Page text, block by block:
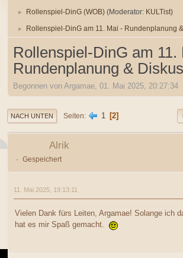
► Rollenspiel-DinG (WOB) (Moderator: KULTist)
► Rollenspiel-DinG am 11. Mai - Rundenplanung
Rollenspiel-DinG am 11.
Rundenplanung &
Begonnen von Argamae, 01. Mai 2025, 20:27:34
NACH UNTEN Seiten 1 2
Alrik
Gespeichert
11. Mai 2025, 19:13:11
Vielen Dank fürs Leiten, Argamae! Solange ich
hat es mir Spaß gemacht.